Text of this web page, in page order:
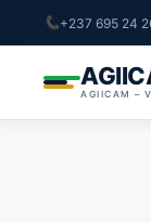
+237 695 24
AGIICAM –